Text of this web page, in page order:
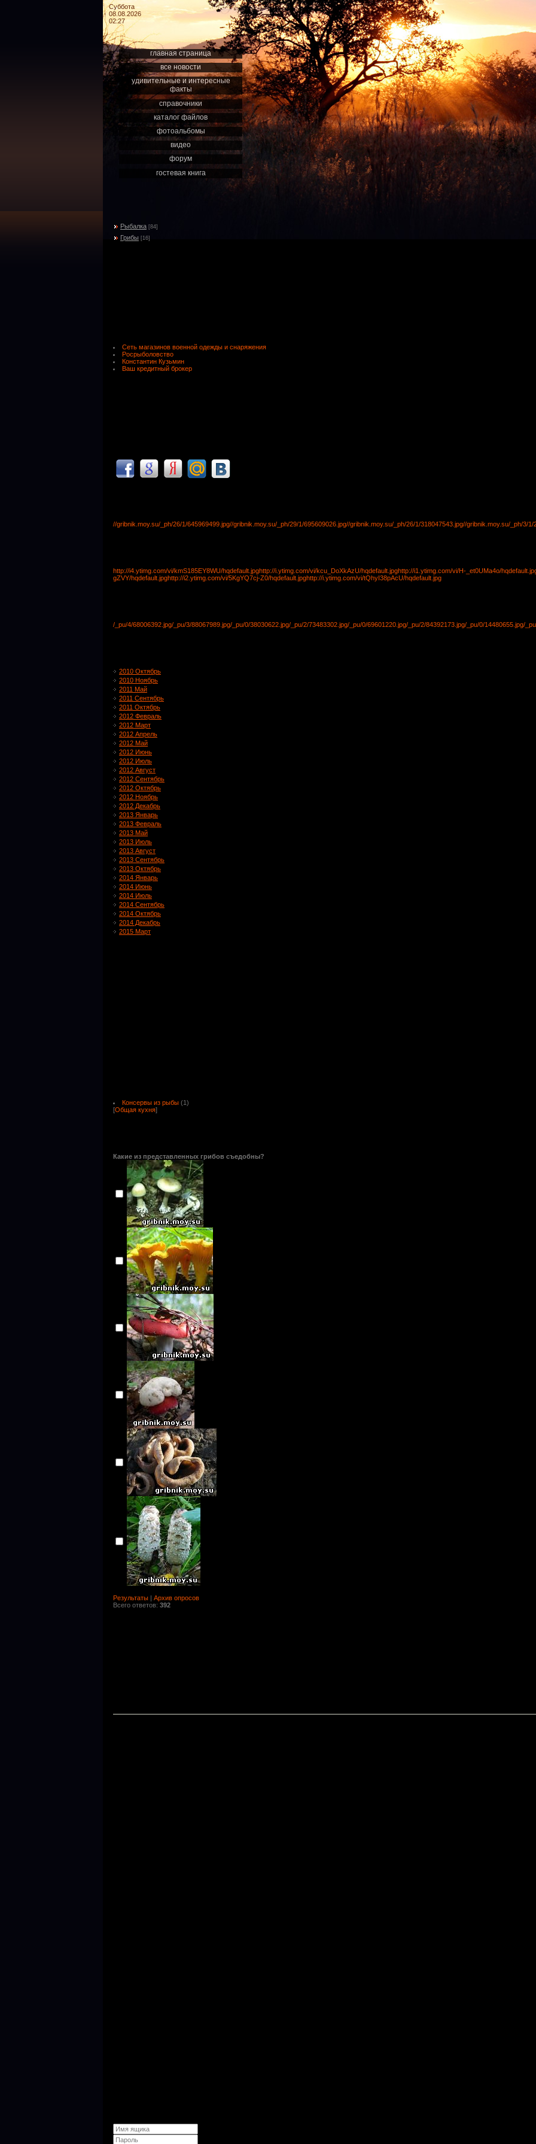
Суббота
08.08.2026
02:27
главная страница
все новости
удивительные и интересные
факты
справочники
каталог файлов
фотоальбомы
видео
форум
гостевая книга
Рыбалка [84]
Грибы [16]
Сеть магазинов военной одежды и снаряжения
Росрыболовство
Константин Кузьмин
Ваш кредитный брокер
//gribnik.moy.su/_ph/26/1/645969499.jpg//gribnik.moy.su/_ph/29/1/695609026.jpg//gribnik.moy.su/_ph/26/1/318047543.jpg//gribnik.moy.su/_ph/3/1/
http://i4.ytimg.com/vi/kmS185EY8WU/hqdefault.jpghttp://i.ytimg.com/vi/kcu_DoXkAzU/hqdefault.jpghttp://i1.ytimg.com/vi/H-_et0UMa4o/
gZVY/hqdefault.jpghttp://i2.ytimg.com/vi/5KgYQ7cj-Z0/hqdefault.jpghttp://i.ytimg.com/vi/tQhyI38pAcU/hqdefault.jpg
/_pu/4/68006392.jpg/_pu/3/88067989.jpg/_pu/0/38030622.jpg/_pu/2/73483302.jpg/_pu/0/69601220.jpg/_pu/2/84392173.jpg/_pu/0/14480655.jpg/
2010 Октябрь
2010 Ноябрь
2011 Май
2011 Сентябрь
2011 Октябрь
2012 Февраль
2012 Март
2012 Апрель
2012 Май
2012 Июнь
2012 Июль
2012 Август
2012 Сентябрь
2012 Октябрь
2012 Ноябрь
2012 Декабрь
2013 Январь
2013 Февраль
2013 Май
2013 Июль
2013 Август
2013 Сентябрь
2013 Октябрь
2014 Январь
2014 Июнь
2014 Июль
2014 Сентябрь
2014 Октябрь
2014 Декабрь
2015 Март
Консервы из рыбы (1)
[Общая кухня]
Какие из представленных грибов съедобны?
Результаты | Архив опросов
Всего ответов: 392